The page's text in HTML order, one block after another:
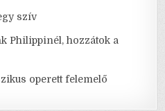
szív
Philippinél, hozzátok a
operett felemelő